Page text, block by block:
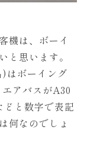
機は、ボーイ
と思います。
はボーイング
アバスがA30
どと数字で表記
何なのでしょ